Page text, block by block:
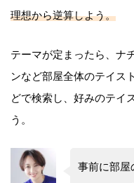
理想から逆算しよう。
テーマが定まったら、ナ
ンなど部屋全体のテイス
どで検索し、好みのテイ
う。
事前に部屋